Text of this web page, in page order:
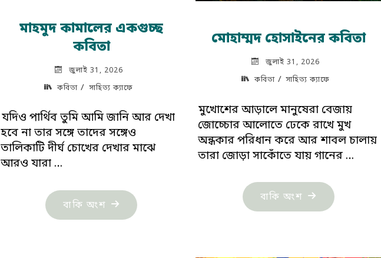
মাহমুদ কামালের একগুচ্ছ
কবিতা
জুলাই 31, 2026
কবিতা / সাহিত্য ক্যাফে
যদিও পার্থিব তুমি আমি জানি আর দেখা
হবে না তার সঙ্গে তাদের সঙ্গেও
তালিকাটি দীর্ঘ চোখের দেখার মাঝে
আরও যারা …
বাকি অংশ "মাহমুদ
কামালের
মোহাম্মদ হোসাইনের কবিতা
জুলাই 31, 2026
কবিতা/ সাহিত্য ক্যাফে
মুখোশের আড়ালে মানুষেরা বেজায়
জোচ্চোর আলোতে ঢেকে রাখে মুখ
অন্ধকার পরিধান করে আর শাবল চালায়
তারা জোড়া সাকোঁতে যায় গানের …
বাকি অংশ "মোহাম্মদ
হোসাইনের